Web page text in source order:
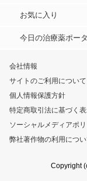
お気に入り
今日の治療薬ポー
会社情報
サイトのご利用について
個人情報保護方針
特定商取引法に基づく
ソーシャルメディアポ
弊社著作物の利用につ
Copyright